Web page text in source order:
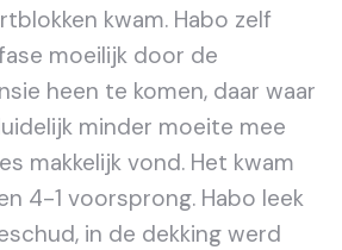
kwam. Habo zelf
moeilijk door de
heen te komen, daar waar
minder moeite mee
makkelijk vond. Het kwam
4-1 voorsprong. Habo leek
in de dekking werd